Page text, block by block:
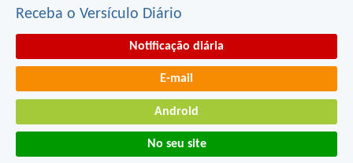
Receba o Versículo Diário
Notificação diária
E-mail
Android
No seu site